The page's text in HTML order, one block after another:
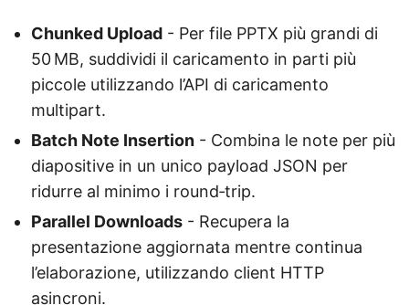
Chunked Upload - Per file PPTX più grandi di
50 MB, suddividi il caricamento in parti più
piccole utilizzando l’API di caricamento
multipart.
Batch Note Insertion - Combina le note per più
diapositive in un unico payload JSON per
ridurre al minimo i round‑trip.
Parallel Downloads - Recupera la
presentazione aggiornata mentre continua
l’elaborazione, utilizzando client HTTP
asincroni.